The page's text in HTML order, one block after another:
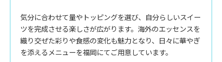
気分に合わせて量やトッピングを選び、自分らしいスイー
ツを完成させる楽しさが広がります。海外のエッセンスを
織り交ぜた彩りや食感の変化も魅力となり、日々に華やぎ
を添えるメニューを福岡にてご用意しています。